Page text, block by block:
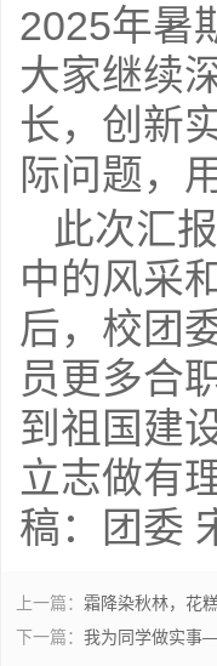
2025年暑
大家继续
长，创新
际问题，
此次汇
中的风采
后，校团
员更多合
到祖国建
立志做有
稿：团委
上一篇： 霜降染秋林，花
下一篇： 我为同学做实事